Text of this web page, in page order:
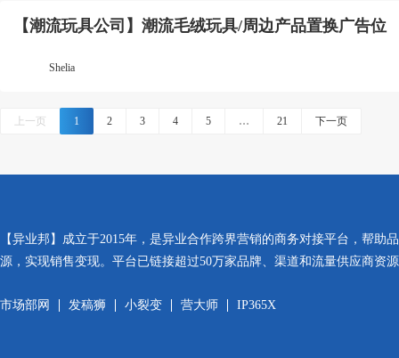
【潮流玩具公司】潮流毛绒玩具/周边产品置换广告位
Shelia
上一页 1 2 3 4 5 … 21 下一页
【异业邦】成立于2015年，是异业合作跨界营销的商务对接平台，帮助
源，实现销售变现。平台已链接超过50万家品牌、渠道和流量供应商资
市场部网 发稿狮 小裂变 营大师 IP365X